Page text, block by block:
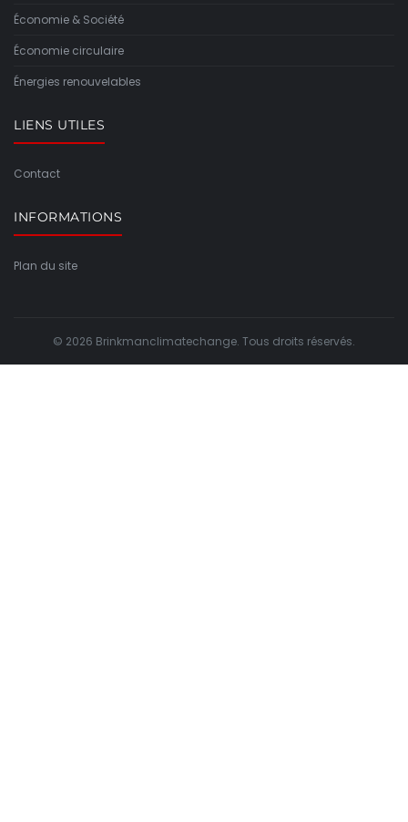
Économie & Société
Économie circulaire
Énergies renouvelables
LIENS UTILES
Contact
INFORMATIONS
Plan du site
© 2026 Brinkmanclimatechange. Tous droits réservés.